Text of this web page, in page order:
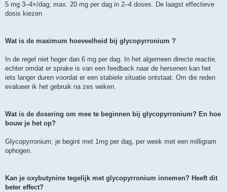
5 mg 3–4×/dag; max. 20 mg per dag in 2–4 doses. De laagst effectieve
dosis kiezen
Wat is de maximum hoeveelheid bij glycopyrronium ?
In de regel niet hoger dan 6 mg per dag. In het algemeen directe reactie,
echter omdat er sprake is van een feedback naar de hersenen kan het
iets langer duren voordat er een stabiele situatie ontstaat. Om die reden
evalueer ik het gebruik na zes weken.
Wat is de dosering om mee te beginnen bij glycopyrronium? En hoe
bouw je het op?
Glycopyrronium; je begint met 1mg per dag, per week met een milligram
ophogen.
Kan je oxybutynine tegelijk met glycopyrronium innemen? Heeft dit
beter effect?